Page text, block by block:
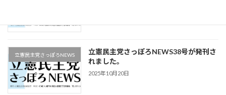
立憲民主党さっぽろNEWS
立憲民主党さっぽろNEWS38号が発刊さ
れました。
2025年10月20日